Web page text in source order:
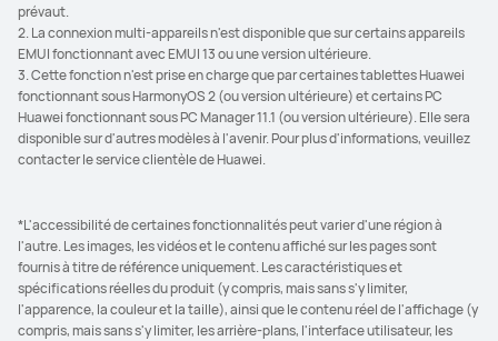
prévaut.
2. La connexion multi-appareils n'est disponible que sur certains appareils
EMUI fonctionnant avec EMUI 13 ou une version ultérieure.
3. Cette fonction n'est prise en charge que par certaines tablettes Huawei
fonctionnant sous HarmonyOS 2 (ou version ultérieure) et certains PC
Huawei fonctionnant sous PC Manager 11.1 (ou version ultérieure). Elle sera
disponible sur d'autres modèles à l'avenir. Pour plus d'informations, veuillez
contacter le service clientèle de Huawei.
*L'accessibilité de certaines fonctionnalités peut varier d'une région à
l'autre. Les images, les vidéos et le contenu affiché sur les pages sont
fournis à titre de référence uniquement. Les caractéristiques et
spécifications réelles du produit (y compris, mais sans s'y limiter,
l'apparence, la couleur et la taille), ainsi que le contenu réel de l'affichage (y
compris, mais sans s'y limiter, les arrière-plans, l'interface utilisateur, les